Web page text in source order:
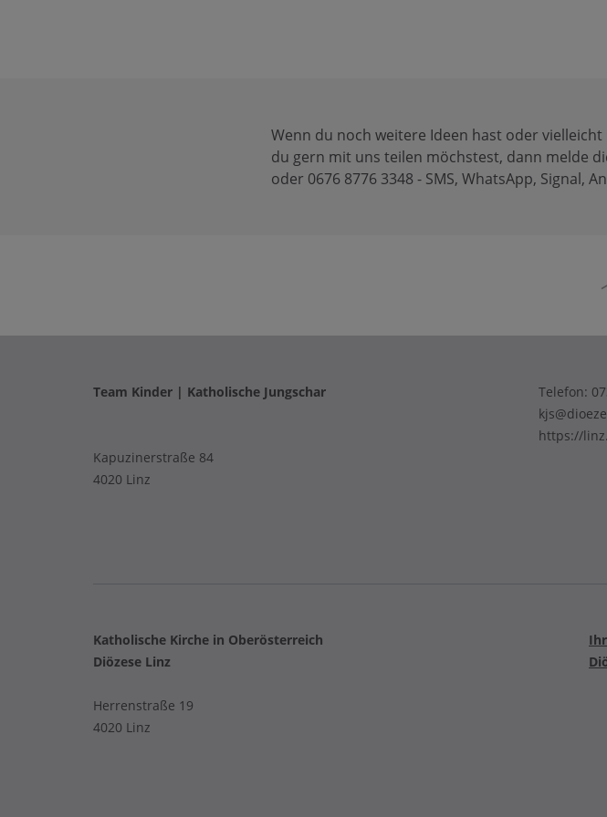
Wenn du noch weitere Ideen hast oder
du gern mit uns teilen möchstest, dann melde
oder 0676 8776 3348 - SMS, WhatsApp, Signal,
Team Kinder | Katholische Jungschar
Kapuzinerstraße 84
4020 Linz
Telefon:
https://
Katholische Kirche in Oberösterreich
Diözese Linz
Herrenstraße 19
4020 Linz